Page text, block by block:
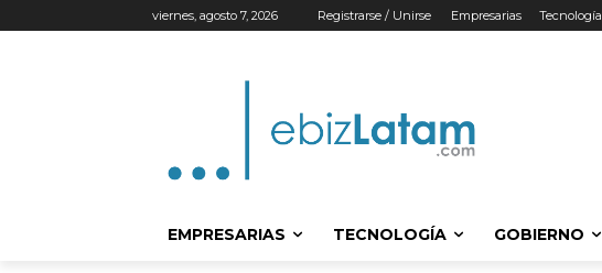
viernes, agosto 7, 2026 Registrarse / Unirse Empresarias Tecnología
EMPRESARIAS TECNOLOGÍA GOBIERNO